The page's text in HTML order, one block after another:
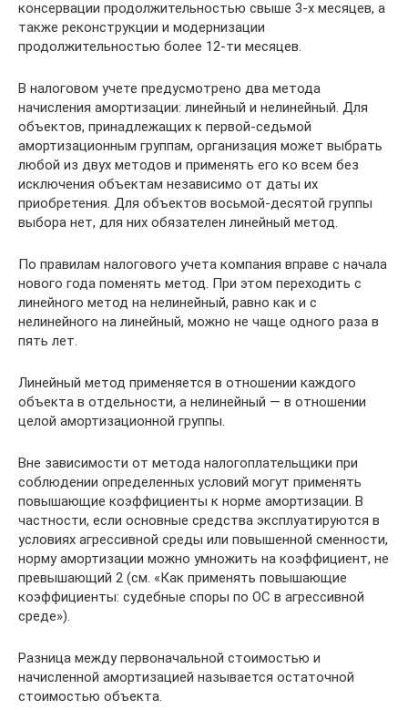
консервации продолжительностью свыше 3-х месяцев, а
также реконструкции и модернизации
продолжительностью более 12-ти месяцев.
В налоговом учете предусмотрено два метода
начисления амортизации: линейный и нелинейный. Для
объектов, принадлежащих к первой-седьмой
амортизационным группам, организация может выбрать
любой из двух методов и применять его ко всем без
исключения объектам независимо от даты их
приобретения. Для объектов восьмой-десятой группы
выбора нет, для них обязателен линейный метод.
По правилам налогового учета компания вправе с начала
нового года поменять метод. При этом переходить с
линейного метод на нелинейный, равно как и с
нелинейного на линейный, можно не чаще одного раза в
пять лет.
Линейный метод применяется в отношении каждого
объекта в отдельности, а нелинейный — в отношении
целой амортизационной группы.
Вне зависимости от метода налогоплательщики при
соблюдении определенных условий могут применять
повышающие коэффициенты к норме амортизации. В
частности, если основные средства эксплуатируются в
условиях агрессивной среды или повышенной сменности,
норму амортизации можно умножить на коэффициент, не
превышающий 2 (см. «Как применять повышающие
коэффициенты: судебные споры по ОС в агрессивной
среде»).
Разница между первоначальной стоимостью и
начисленной амортизацией называется остаточной
стоимостью объекта.